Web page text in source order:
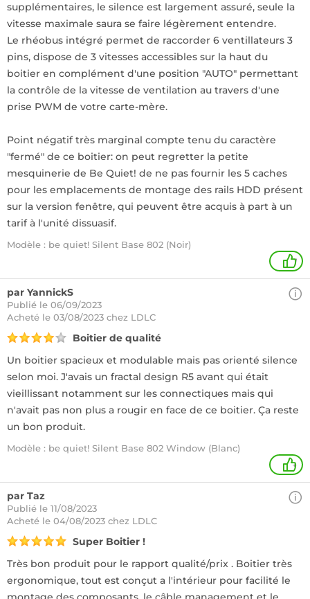
supplémentaires, le silence est largement assuré, seule la
vitesse maximale saura se faire légèrement entendre.
Le rhéobus intégré permet de raccorder 6 ventillateurs 3
pins, dispose de 3 vitesses accessibles sur la haut du
boitier en complément d'une position "AUTO" permettant
la contrôle de la vitesse de ventilation au travers d'une
prise PWM de votre carte-mère.
Point négatif très marginal compte tenu du caractère
"fermé" de ce boitier: on peut regretter la petite
mesquinerie de Be Quiet! de ne pas fournir les 5 caches
pour les emplacements de montage des rails HDD présent
sur la version fenêtre, qui peuvent être acquis à part à un
tarif à l'unité dissuasif.
Modèle : be quiet! Silent Base 802 (Noir)
1
par YannickS
Publié le 06/09/2023
Acheté le 03/08/2023 chez LDLC
Boitier de qualité
Un boitier spacieux et modulable mais pas orienté silence
selon moi. J'avais un fractal design R5 avant qui était
vieillissant notamment sur les connectiques mais qui
n'avait pas non plus a rougir en face de ce boitier. Ça reste
un bon produit.
Modèle : be quiet! Silent Base 802 Window (Blanc)
+
par Taz
Publié le 11/08/2023
Acheté le 04/08/2023 chez LDLC
Super Boitier !
Très bon produit pour le rapport qualité/prix . Boitier très
ergonomique, tout est conçut a l'intérieur pour facilité le